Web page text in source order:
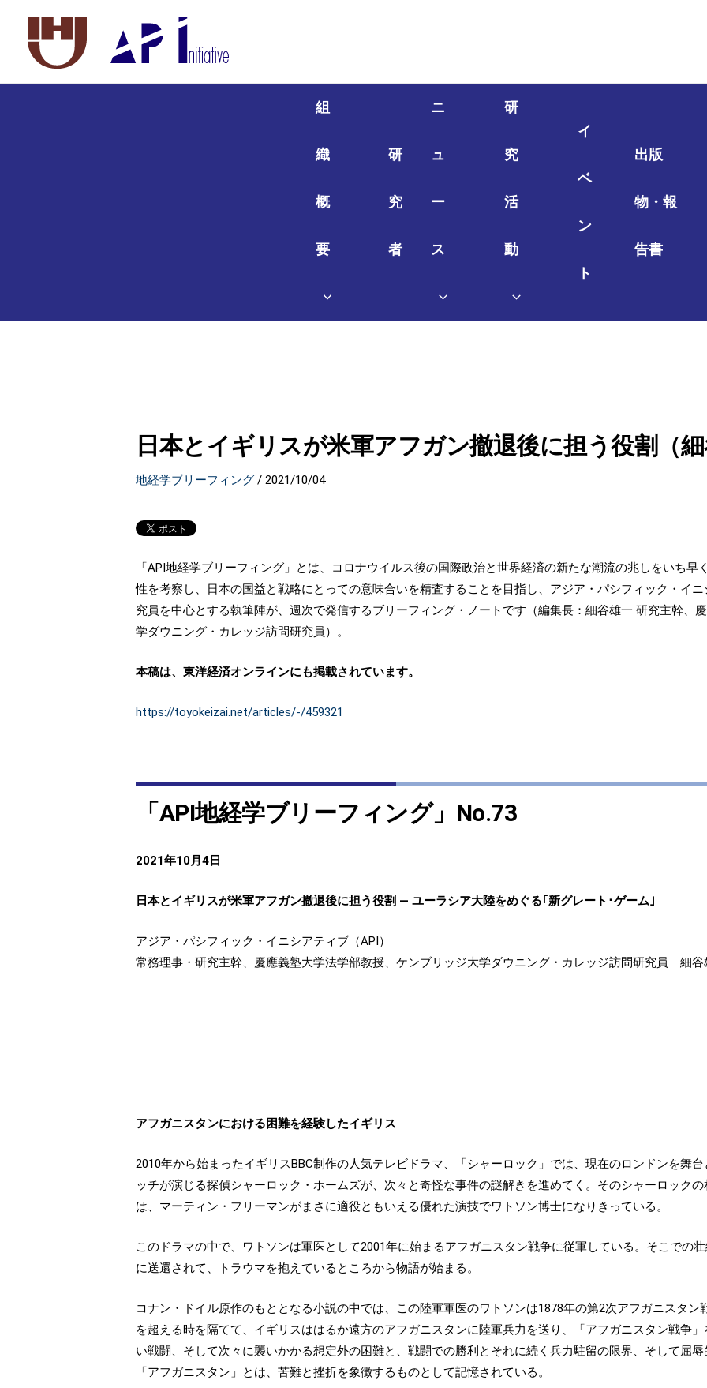
組
織
概
要
研
究
者
ニ
ュ
ー
ス
研
究
活
動
イ
ベ
ン
ト
出版
物・報
告書
日本とイギリスが米軍アフガン撤退後に担う役割（
地経学ブリーフィング /2021/10/04
「API地経学ブリーフィング」とは、コロナウイルス後の国際政治と世界経済の新たな潮流の兆しをいち
性を考察し、日本の国益と戦略にとっての意味合いを精査することを目指し、アジア・パシフィック・イ
究員を中心とする執筆陣が、週次で発信するブリーフィング・ノートです（編集長：細谷雄一 研究主幹、
学ダウニング・カレッジ訪問研究員）。
本稿は、東洋経済オンラインにも掲載されています。
https://toyokeizai.net/articles/-/459321
「API地経学ブリーフィング」No.73
2021年10月4日
日本とイギリスが米軍アフガン撤退後に担う役割 ― ユーラシア大陸をめぐる｢新グレート･ゲーム｣
アジア・パシフィック・イニシアティブ（API）
常務理事・研究主幹、慶應義塾大学法学部教授、ケンブリッジ大学ダウニング・カレッジ訪問研究員 細谷
アフガニスタンにおける困難を経験したイギリス
2010年から始まったイギリスBBC制作の人気テレビドラマ、「シャーロック」では、現在のロンドンを舞
ッチが演じる探偵シャーロック・ホームズが、次々と奇怪な事件の謎解きを進めてく。そのシャーロック
は、マーティン・フリーマンがまさに適役ともいえる優れた演技でワトソン博士になりきっている。
このドラマの中で、ワトソンは軍医として2001年に始まるアフガニスタン戦争に従軍している。そこでの
に送還されて、トラウマを抱えているところから物語が始まる。
コナン・ドイル原作のもととなる小説の中では、この陸軍軍医のワトソンは1878年の第2次アフガニスタ
を超える時を隔てて、イギリスははるか遠方のアフガニスタンに陸軍兵力を送り、「アフガニスタン戦争
い戦闘、そして次々に襲いかかる想定外の困難と、戦闘での勝利とそれに続く兵力駐留の限界、そして屈
「アフガニスタン」とは、苦難と挫折を象徴するものとして記憶されている。